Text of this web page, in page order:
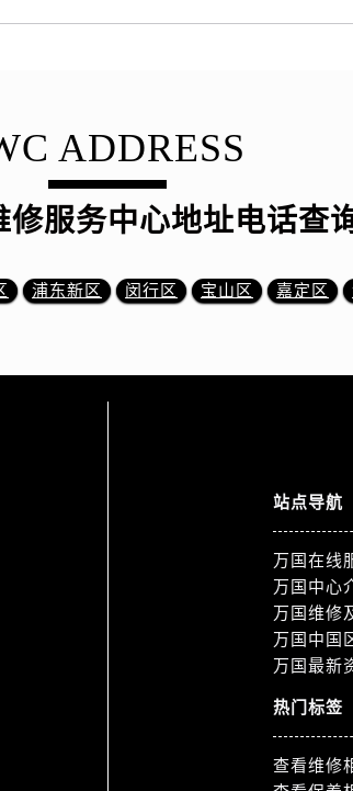
ADDRESS
修服务中心地址电话查
浦东新区 闵行区 宝山区 嘉定区
站点导航
万国在线
万国中心
万国维修
万国中国
万国最新
热门标签
查看维修